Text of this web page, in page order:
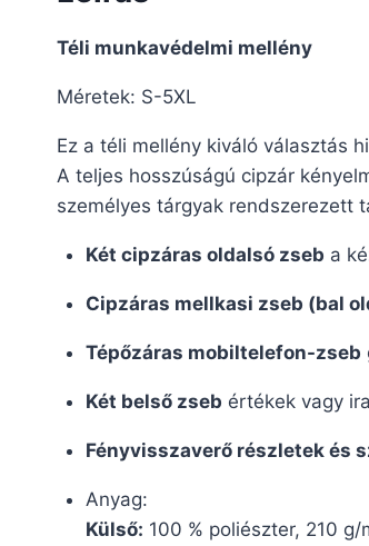
Téli munkavédelmi mellény
Méretek: S-5XL
Ez a téli mellény kiváló választás
A teljes hosszúságú cipzár
személyes tárgyak rendszerezett
Két cipzáras oldalsó zseb a
Cipzáras mellkasi zseb (bal
Tépőzáras mobiltelefon-zseb
Két belső zseb értékek vagy
Fényvisszaverő részletek és
Anyag:
Külső: 100 % poliészter, 210 g/